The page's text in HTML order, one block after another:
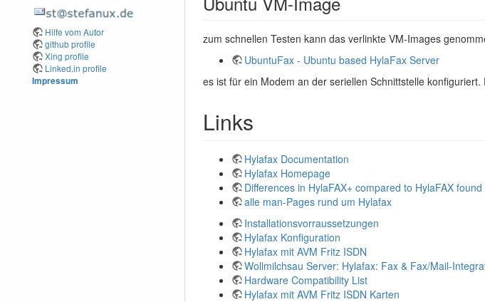
Hilfe vom Autor
github profile
Xing profile
Linked.in profile
Impressum
zum schnellen Testen kann das verlinkte VM-Images
UbuntuFax - Ubuntu based HylaFax Server
es ist für ein Modem an der seriellen Schnittstelle
Links
Hylafax Documentation
Hylafax Homepage
Differences in HylaFAX+ compared to HylaFAX
alle man-Pages rund um Hylafax
Installationsvorraussetzungen
Hylafax Konfiguration
Hylafax mit AVM Fritz ISDN
Wollmilchsau Server: Hylafax: Fax & Fax/Mail-
Hardware Compatibility List
Hylafax mit AVM Fritz ISDN Karten